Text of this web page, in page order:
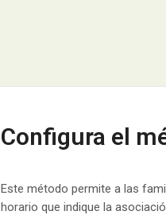
Configura el
Este método permite a las
horario que indique la